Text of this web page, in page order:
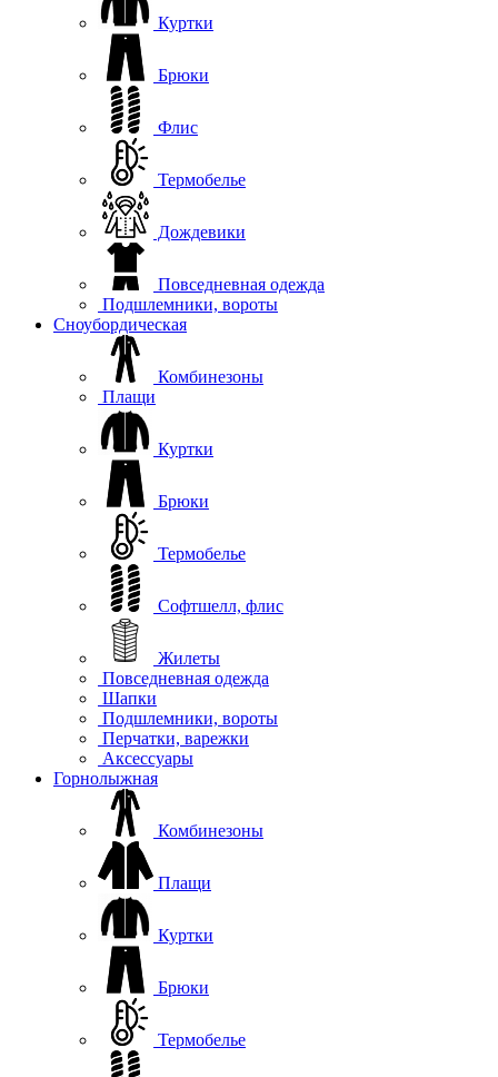
Куртки
Брюки
Флис
Термобелье
Дождевики
Повседневная одежда
Подшлемники, вороты
Сноубордическая
Комбинезоны
Плащи
Куртки
Брюки
Термобелье
Софтшелл, флис
Жилеты
Повседневная одежда
Шапки
Подшлемники, вороты
Перчатки, варежки
Аксессуары
Горнолыжная
Комбинезоны
Плащи
Куртки
Брюки
Термобелье